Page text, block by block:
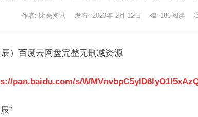
作者: 比亮资讯 发布: 2023年 2月 12日 186阅读
辰）百度云网盘完整无删减资源
pan.baidu.com/s/